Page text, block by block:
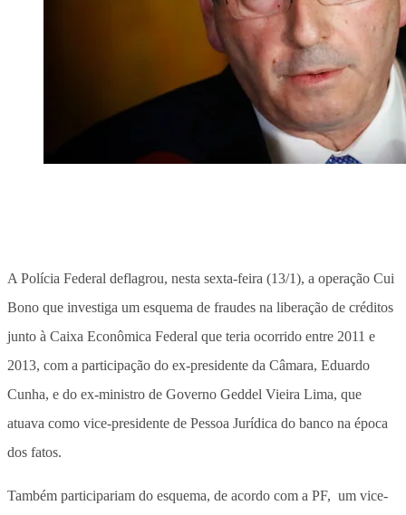
A Polícia Federal deflagrou, nesta sexta-feira (13/1), a operação Cui
Bono que investiga um esquema de fraudes na liberação de créditos
junto à Caixa Econômica Federal que teria ocorrido entre 2011 e
2013, com a participação do ex-presidente da Câmara, Eduardo
Cunha, e do ex-ministro de Governo Geddel Vieira Lima, que
atuava como vice-presidente de Pessoa Jurídica do banco na época
dos fatos.
Também participariam do esquema, de acordo com a PF, um vice-